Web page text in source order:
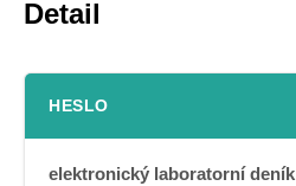
Detail
HESLO
elektronický laboratorní deník